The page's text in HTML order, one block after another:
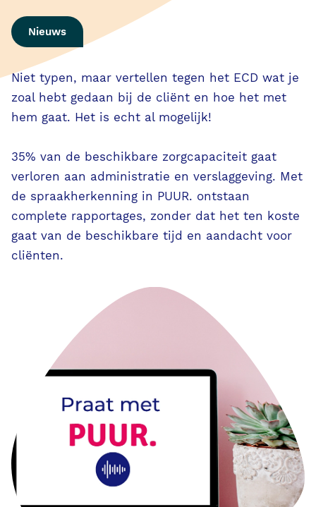
Features
AI in PUUR.
VVT
PUUR. voor de zorgprofessional
PUUR. voor de bedrijfsvoering
Klassikale trainingen
Blog/Nieuws/Podcast/Webinars
Onze klanten
Werken bij Ecare
Nieuws
Niet typen, maar vertellen tegen het ECD wat je
zoal hebt gedaan bij de cliënt en hoe het met
hem gaat. Het is echt al mogelijk!
35% van de beschikbare zorgcapaciteit gaat
verloren aan administratie en verslaggeving. Met
de spraakherkenning in PUUR. ontstaan
complete rapportages, zonder dat het ten koste
gaat van de beschikbare tijd en aandacht voor
cliënten.